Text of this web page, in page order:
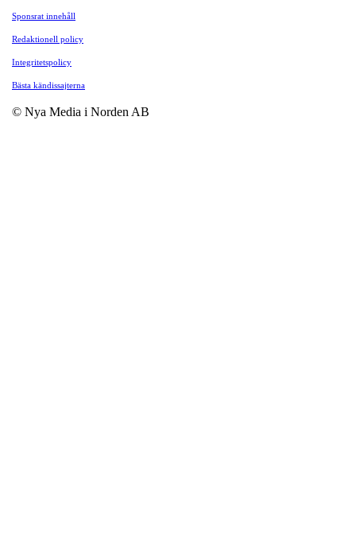
Sponsrat innehåll
Redaktionell policy
Integritetspolicy
Bästa kändissajterna
© Nya Media i Norden AB